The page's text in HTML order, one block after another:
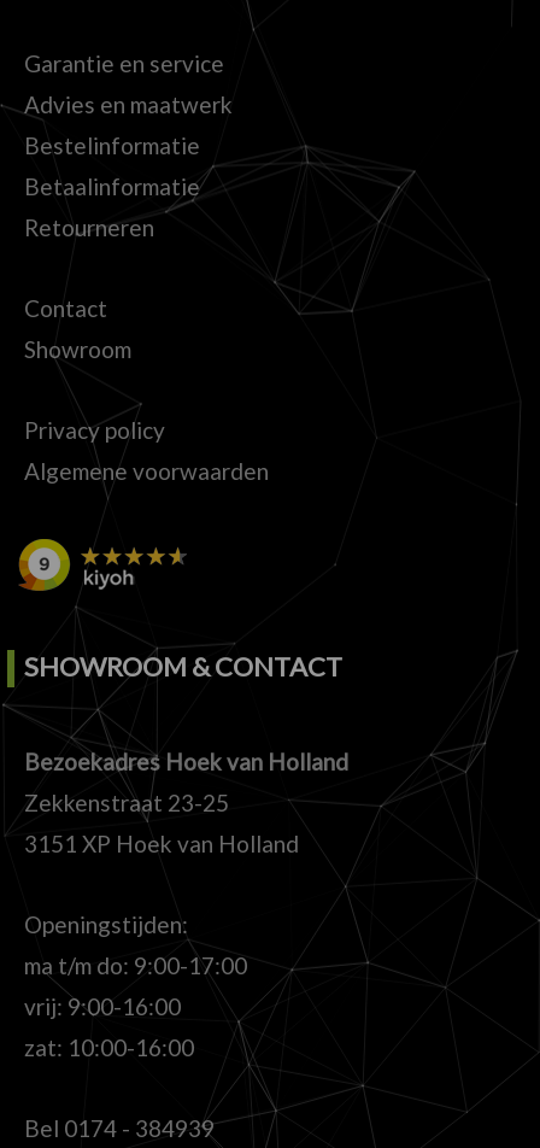
Garantie en service
Advies en maatwerk
Bestelinformatie
Betaalinformatie
Retourneren
Contact
Showroom
Privacy policy
Algemene voorwaarden
SHOWROOM & CONTACT
Bezoekadres Hoek van Holland
Zekkenstraat 23-25
3151 XP Hoek van Holland
Openingstijden:
ma t/m do: 9:00-17:00
vrij: 9:00-16:00
zat: 10:00-16:00
Bel 0174 - 384939